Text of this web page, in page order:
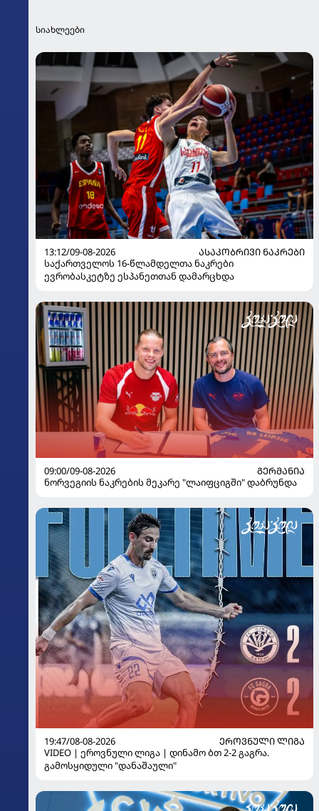
სიახლეები
13:12/09-08-2026
ᲐᲡᲐᲙᲝᲑᲠᲘᲕᲘ ᲜᲐᲙᲠᲔᲑᲘ
საქართველოს 16-წლამდელთა ნაკრები
ევრობასკეტზე ესპანეთთან დამარცხდა
09:00/09-08-2026
ᲒᲔᲠᲛᲐᲜᲘᲐ
ნორვეგიის ნაკრების მეკარე "ლაიფციგში" დაბრუნდა
19:47/08-08-2026
ᲔᲠᲝᲕᲜᲣᲚᲘ ᲚᲘᲒᲐ
VIDEO | ეროვნული ლიგა | დინამო ბთ 2-2 გაგრა.
გამოსყიდული "დანაშაული"